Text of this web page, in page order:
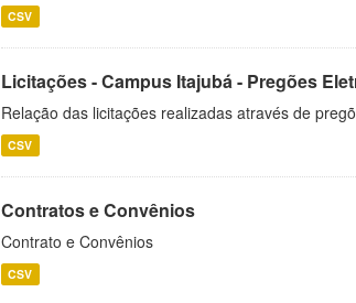
CSV
Licitações - Campus Itajubá - Pregões
Relação das licitações realizadas através de
CSV
Contratos e Convênios
Contrato e Convênios
CSV